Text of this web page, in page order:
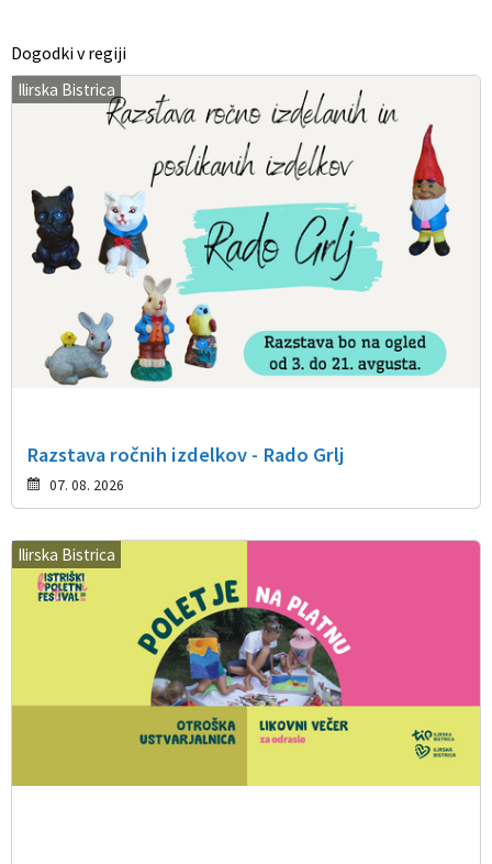
Dogodki v regiji
Ilirska Bistrica
Razstava ročnih izdelkov - Rado Grlj
07. 08. 2026
Ilirska Bistrica